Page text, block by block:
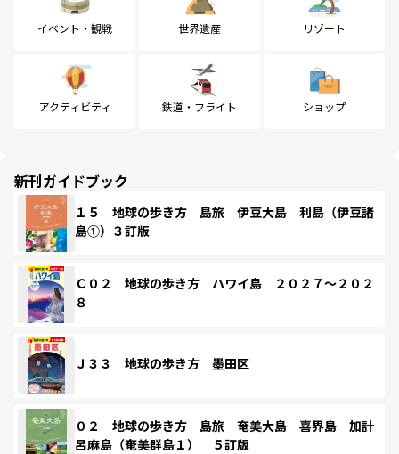
イベント・観戦 世界遺産 リゾート
アクティビティ 鉄道・フライト ショップ
新刊ガイドブック
１５ 地球の歩き方 島旅 伊豆大島 利島（伊豆諸
島①）３訂版
Ｃ０２ 地球の歩き方 ハワイ島 ２０２７～２０２
８
Ｊ３３ 地球の歩き方 墨田区
０２ 地球の歩き方 島旅 奄美大島 喜界島 加計
呂麻島（奄美群島１） ５訂版